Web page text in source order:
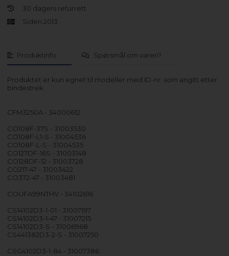
Produktinfo Spørsmål om varen?
Produktet er kun egnet til modeller med ID-nr. som angitt etter
bindestrek.
CFM3250A - 34000612
CO108F-37S - 31003530
CO108F-L1-S - 31004536
CO108F-L-S - 31004535
CO127DF-16S - 31003148
CO128DF-12 - 31003728
CO217-47 - 31003422
CO372-47 - 31003481
COUFA99NTHV - 34102616
CS14102D3-1-01 - 31007197
CS14102D3-1-47 - 31007215
CS14102D3-S - 31006968
CS441382D3-2-S - 31007250
CSG4102D3-1-84 - 31007386
30 dagers returrett
Siden 2013